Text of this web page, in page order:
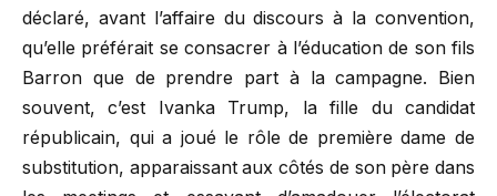
déclaré, avant l’affaire du discours à la convention,
qu’elle préférait se consacrer à l’éducation de son fils
Barron que de prendre part à la campagne. Bien
souvent, c’est Ivanka Trump, la fille du candidat
républicain, qui a joué le rôle de première dame de
substitution, apparaissant aux côtés de son père dans